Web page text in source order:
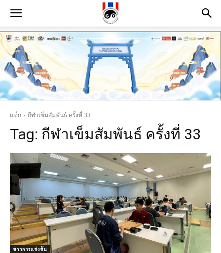
แท็ก กีฬาเข็มสัมพันธ์ ครั้งที่ 33
Tag: กีฬาเข็มสัมพันธ์ ครั้งที่ 33
ข่าวการแข่งขัน